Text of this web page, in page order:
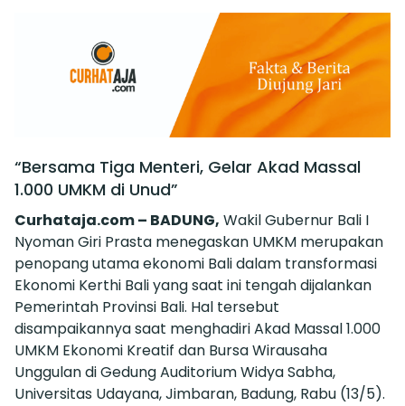
“Bersama Tiga Menteri, Gelar Akad Massal
1.000 UMKM di Unud”
Curhataja.com – BADUNG, Wakil Gubernur Bali I
Nyoman Giri Prasta menegaskan UMKM merupakan
penopang utama ekonomi Bali dalam transformasi
Ekonomi Kerthi Bali yang saat ini tengah dijalankan
Pemerintah Provinsi Bali. Hal tersebut
disampaikannya saat menghadiri Akad Massal 1.000
UMKM Ekonomi Kreatif dan Bursa Wirausaha
Unggulan di Gedung Auditorium Widya Sabha,
Universitas Udayana, Jimbaran, Badung, Rabu (13/5).